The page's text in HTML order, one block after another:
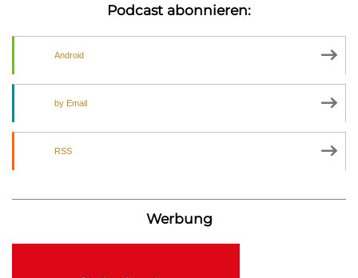
Podcast abonnieren:
Android
by Email
RSS
Werbung